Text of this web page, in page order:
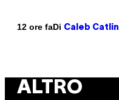
12 ore faDi Caleb Catlin
ALTRO